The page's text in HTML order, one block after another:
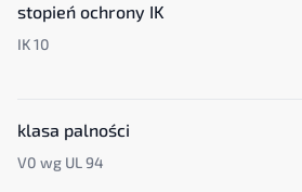
stopień ochrony IK
IK 10
klasa palności
V0 wg UL 94